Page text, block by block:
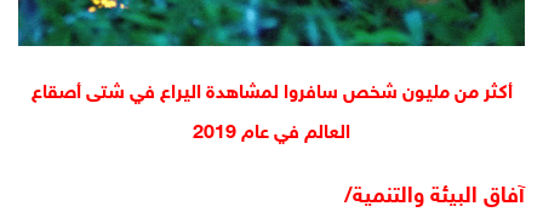
أكثر من مليون شخص سافروا لمشاهدة اليراع في شتى أصقاع
العالم في عام 2019
آفاق البيئة والتنمية/